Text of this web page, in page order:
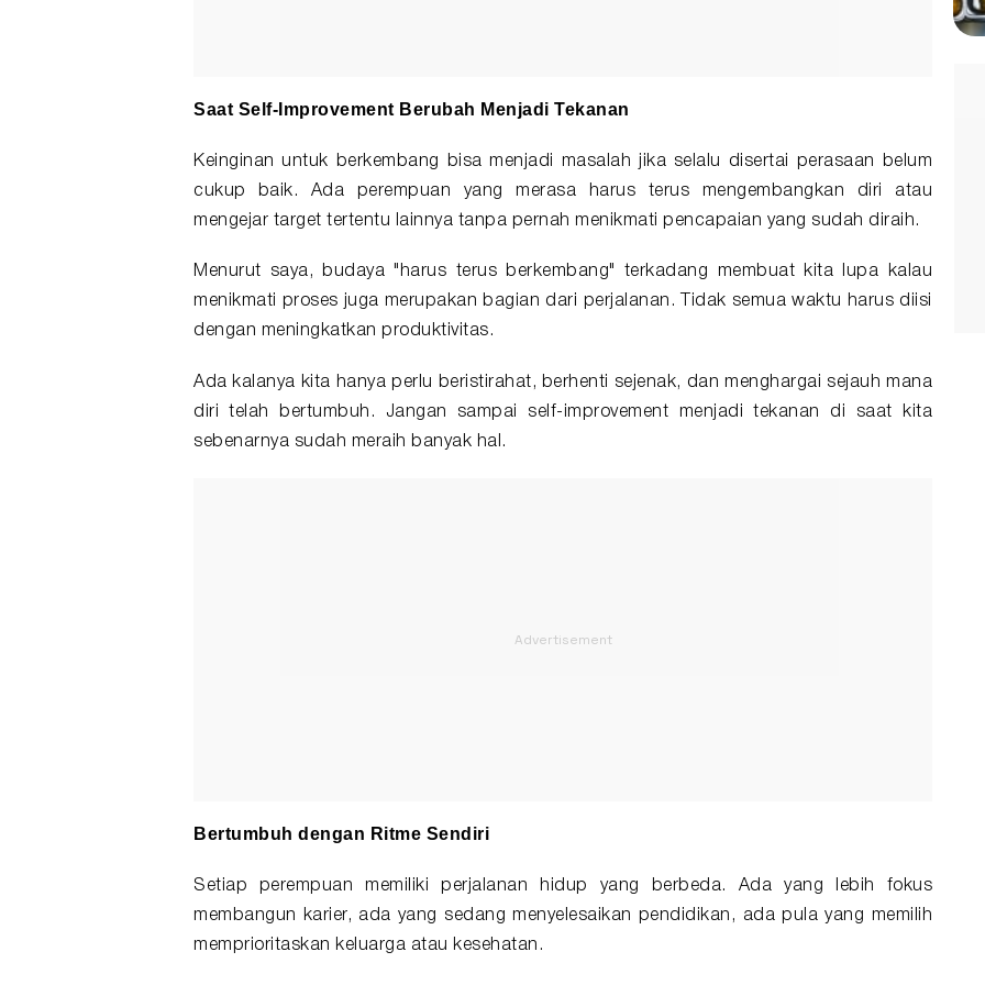
Saat Self-Improvement Berubah Menjadi Tekanan
Keinginan untuk berkembang bisa menjadi masalah jika selalu disertai perasaan belum
cukup baik. Ada perempuan yang merasa harus terus mengembangkan diri atau
mengejar target tertentu lainnya tanpa pernah menikmati pencapaian yang sudah diraih.
Menurut saya, budaya "harus terus berkembang" terkadang membuat kita lupa kalau
menikmati proses juga merupakan bagian dari perjalanan. Tidak semua waktu harus diisi
dengan meningkatkan produktivitas.
Ada kalanya kita hanya perlu beristirahat, berhenti sejenak, dan menghargai sejauh mana
diri telah bertumbuh. Jangan sampai self-improvement menjadi tekanan di saat kita
sebenarnya sudah meraih banyak hal.
Bertumbuh dengan Ritme Sendiri
Setiap perempuan memiliki perjalanan hidup yang berbeda. Ada yang lebih fokus
membangun karier, ada yang sedang menyelesaikan pendidikan, ada pula yang memilih
memprioritaskan keluarga atau kesehatan.